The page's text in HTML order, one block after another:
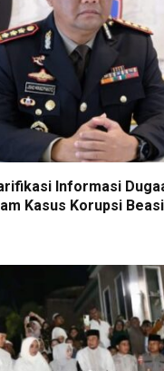
Informasi
Kasus Korupsi